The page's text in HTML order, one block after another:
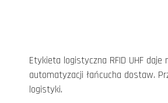
Etykieta logistyczna RFID UHF daje
automatyzacji łańcucha dostaw.
logistyki.